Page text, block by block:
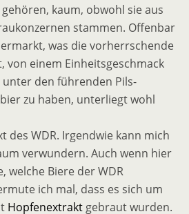
kaum, obwohl sie aus
stammen. Offenbar
was die vorherrschende
von einem Einheitsgeschmack
den führenden Pils-
zu haben, unterliegt wohl
des WDR. Irgendwie kann mich
verwundern. Auch wenn hier
welche Biere der WDR
ich mal, dass es sich um
Hopfenextrakt gebraut wurden.